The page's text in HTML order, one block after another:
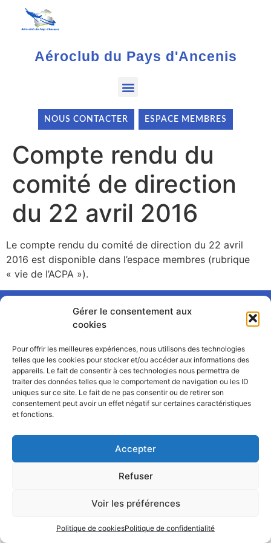
Gérer le consentement aux
cookies
Pour offrir les meilleures expériences, nous utilisons des technologies
telles que les cookies pour stocker et/ou accéder aux informations des
appareils. Le fait de consentir à ces technologies nous permettra de
traiter des données telles que le comportement de navigation ou les ID
uniques sur ce site. Le fait de ne pas consentir ou de retirer son
consentement peut avoir un effet négatif sur certaines caractéristiques
et fonctions.
Accepter
Refuser
Voir les préférences
Politique de cookiesPolitique de confidentialité
Aéroclub du Pays d'Ancenis
NOUS CONTACTER ESPACE MEMBRES
Compte rendu du
comité de direction
du 22 avril 2016
Le compte rendu du comité de direction du 22 avril
2016 est disponible dans l’espace membres (rubrique
« vie de l’ACPA »).
NOUS CONTACTER